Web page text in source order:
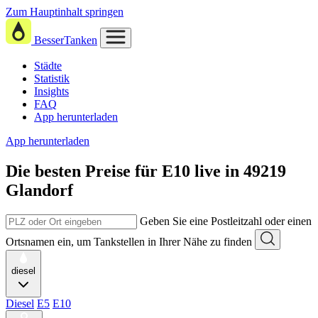
Zum Hauptinhalt springen
BesserTanken
Städte
Statistik
Insights
FAQ
App herunterladen
App herunterladen
Die besten Preise für E10 live in 49219
Glandorf
Geben Sie eine Postleitzahl oder einen
Ortsnamen ein, um Tankstellen in Ihrer Nähe zu finden
diesel
Diesel E5 E10